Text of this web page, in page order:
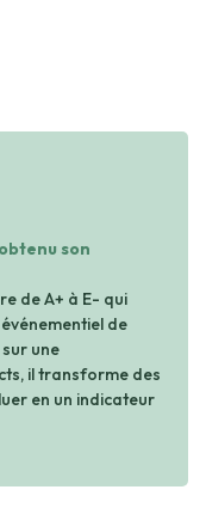
son
de A+ à E- qui
de
une
il transforme des
en un indicateur